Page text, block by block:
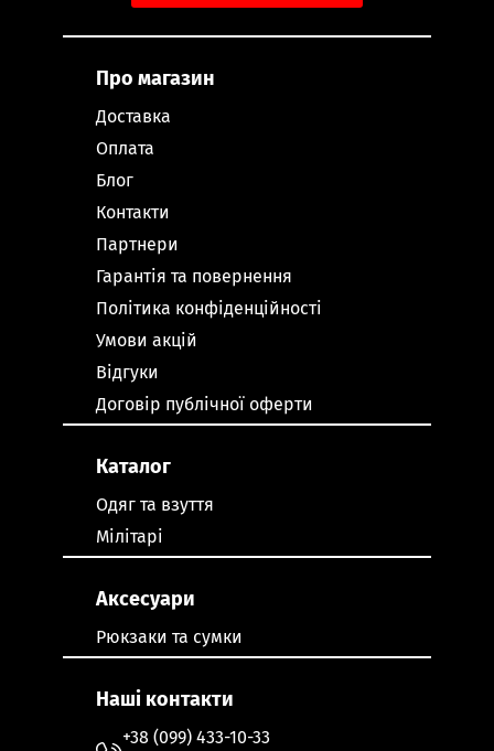
Про магазин
Доставка
Оплата
Блог
Контакти
Партнери
Гарантія та повернення
Політика конфіденційності
Умови акцій
Відгуки
Договір публічної оферти
Каталог
Одяг та взуття
Мілітарі
Аксесуари
Рюкзаки та сумки
Наші контакти
+38 (099) 433-10-33